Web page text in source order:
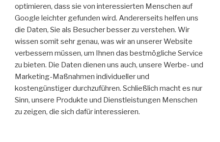
optimieren, dass sie von interessierten Menschen auf
Google leichter gefunden wird. Andererseits helfen uns
die Daten, Sie als Besucher besser zu verstehen. Wir
wissen somit sehr genau, was wir an unserer Website
verbessern müssen, um Ihnen das bestmögliche Service
zu bieten. Die Daten dienen uns auch, unsere Werbe- und
Marketing-Maßnahmen individueller und
kostengünstiger durchzuführen. Schließlich macht es nur
Sinn, unsere Produkte und Dienstleistungen Menschen
zu zeigen, die sich dafür interessieren.